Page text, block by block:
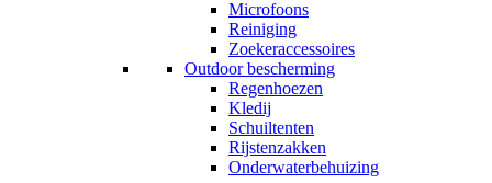
Microfoons
Reiniging
Zoekeraccessoires
Outdoor bescherming
Regenhoezen
Kledij
Schuiltenten
Rijstenzakken
Onderwaterbehuizing